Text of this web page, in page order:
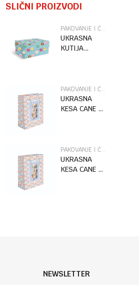
SLIČNI PROIZVODI
PAKOVANJE I ČESTITKE
UKRASNA
KUTIJA
PAKOVANJE I ČESTITKE
UKRASNA
KESA CANE L
PAKOVANJE I ČESTITKE
UKRASNA
KESA CANE XL
NEWSLETTER